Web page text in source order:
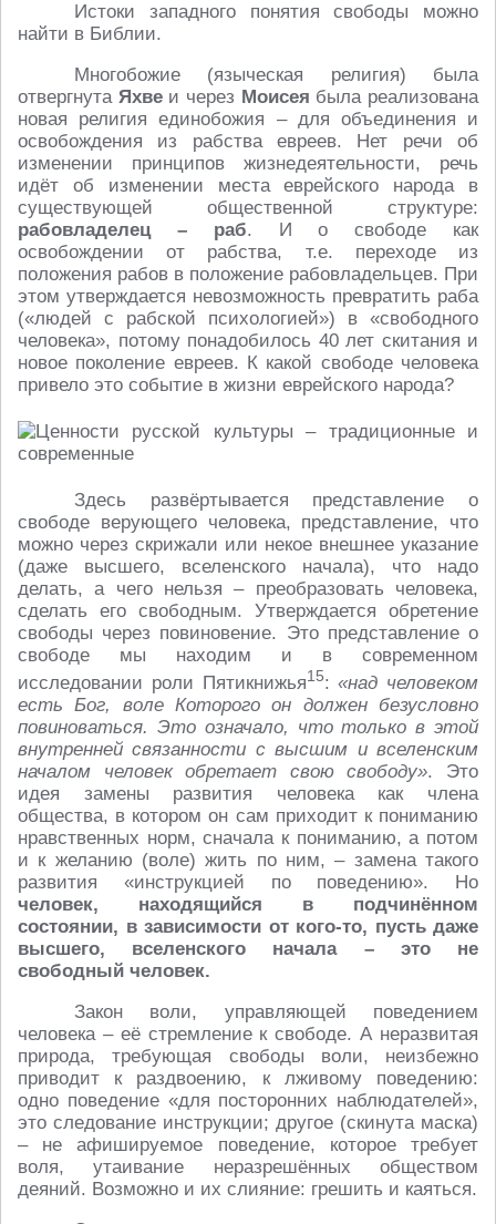
Истоки западного понятия свободы можно
найти в Библии.
Многобожие (языческая религия) была
отвергнута Яхве и через Моисея была реализована
новая религия единобожия – для объединения и
освобождения из рабства евреев. Нет речи об
изменении принципов жизнедеятельности, речь
идёт об изменении места еврейского народа в
существующей общественной структуре:
рабовладелец – раб. И о свободе как
освобождении от рабства, т.е. переходе из
положения рабов в положение рабовладельцев. При
этом утверждается невозможность превратить раба
(«людей с рабской психологией») в «свободного
человека», потому понадобилось 40 лет скитания и
новое поколение евреев. К какой свободе человека
привело это событие в жизни еврейского народа?
Здесь развёртывается представление о
свободе верующего человека, представление, что
можно через скрижали или некое внешнее указание
(даже высшего, вселенского начала), что надо
делать, а чего нельзя – преобразовать человека,
сделать его свободным. Утверждается обретение
свободы через повиновение. Это представление о
свободе мы находим и в современном
исследовании роли Пятикнижья15:«над человеком
есть Бог, воле Которого он должен безусловно
повиноваться. Это означало, что только в этой
внутренней связанности с высшим и вселенским
началом человек обретает свою свободу». Это
идея замены развития человека как члена
общества, в котором он сам приходит к пониманию
нравственных норм, сначала к пониманию, а потом
и к желанию (воле) жить по ним, – замена такого
развития «инструкцией по поведению». Но
человек, находящийся в подчинённом
состоянии, в зависимости от кого-то, пусть даже
высшего, вселенского начала – это не
свободный человек.
Закон воли, управляющей поведением
человека – её стремление к свободе. А неразвитая
природа, требующая свободы воли, неизбежно
приводит к раздвоению, к лживому поведению:
одно поведение «для посторонних наблюдателей»,
это следование инструкции; другое (скинута маска)
– не афишируемое поведение, которое требует
воля, утаивание неразрешённых обществом
деяний. Возможно и их слияние: грешить и каяться.